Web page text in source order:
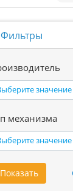
Фильтры
значение
механизма
значение